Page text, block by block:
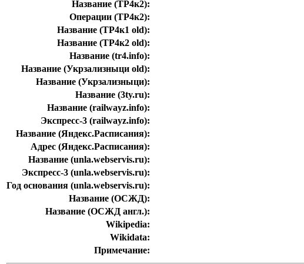
Название (ТР4к2):
Операции (ТР4к2):
Название (ТР4к1 old):
Название (ТР4к2 old):
Название (tr4.info):
Название (Укрзализныци old):
Название (Укрзализныци):
Название (3ty.ru):
Название (railwayz.info):
Экспресс-3 (railwayz.info):
Название (Яндекс.Расписания):
Адрес (Яндекс.Расписания):
Название (unla.webservis.ru):
Экспресс-3 (unla.webservis.ru):
Год основания (unla.webservis.ru):
Название (ОСЖД):
Название (ОСЖД англ.):
Wikipedia:
Wikidata:
Примечание: